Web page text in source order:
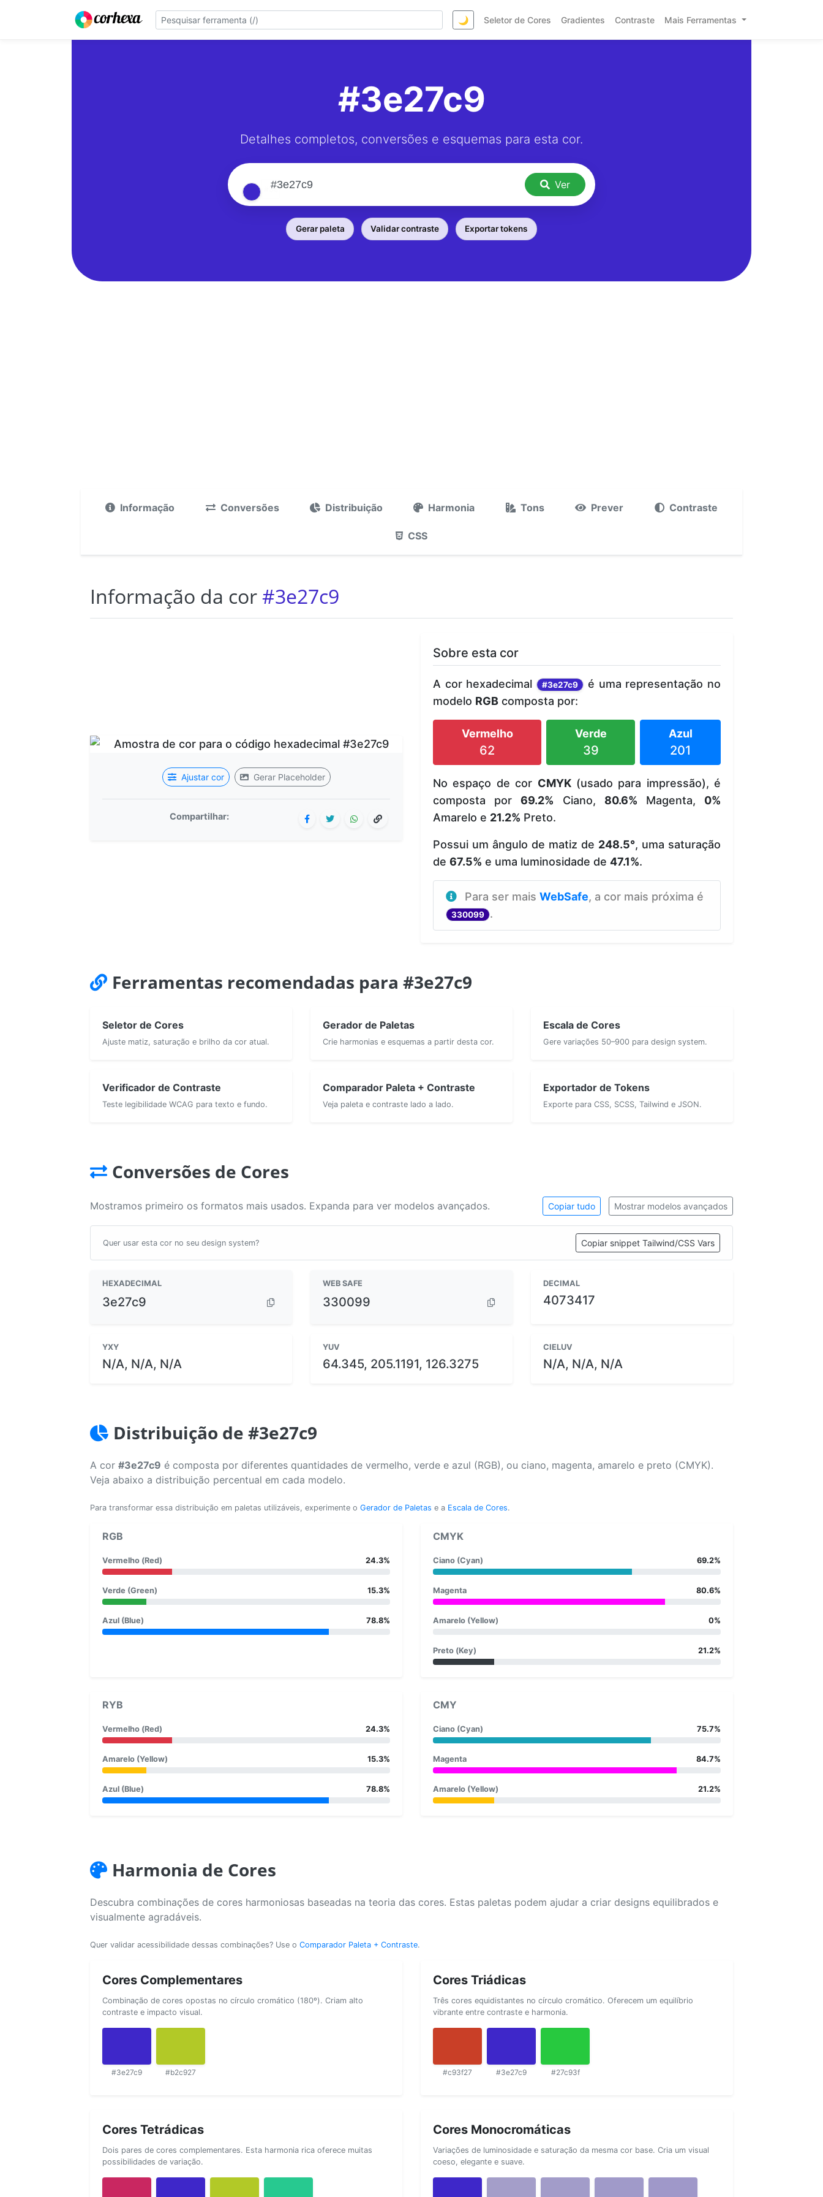
🌙 Seletor de Cores Gradientes Contraste Mais Ferramentas
#3e27c9
Detalhes completos, conversões e esquemas para esta cor.
Ver
Gerar paleta Validar contraste Exportar tokens
Informação Conversões Distribuição Harmonia Tons Prever Contraste
CSS
Informação da cor#3e27c9
Ajustar cor Gerar Placeholder
Compartilhar:
Sobre esta cor
A cor hexadecimal #3e27c9
é uma representação no
modelo RGB composta por:
Vermelho
62
Verde
39
Azul
201
No espaço de cor CMYK(usado para impressão), é
composta por69.2% Ciano, 80.6% Magenta, 0%
Amarelo e 21.2% Preto.
Possui um ângulo de matiz de 248.5°, uma saturação
de 67.5% e uma luminosidade de 47.1%.
Para ser mais WebSafe, a cor mais próxima é
330099 .
Ferramentas recomendadas para #3e27c9
Seletor de Cores
Ajuste matiz, saturação e brilho da cor atual.
Gerador de Paletas
Crie harmonias e esquemas a partir desta cor.
Escala de Cores
Gere variações 50–900 para design system.
Verificador de Contraste
Teste legibilidade WCAG para texto e fundo.
Comparador Paleta + Contraste
Veja paleta e contraste lado a lado.
Exportador de Tokens
Exporte para CSS, SCSS, Tailwind e JSON.
Conversões de Cores
Mostramos primeiro os formatos mais usados. Expanda para ver modelos avançados. Copiar tudo Mostrar modelos avançados
Quer usar esta cor no seu design system? Copiar snippet Tailwind/CSS Vars
HEXADECIMAL
3e27c9
WEB SAFE
330099
DECIMAL
4073417
YXY
N/A, N/A, N/A
YUV
64.345, 205.1191, 126.3275
CIELUV
N/A, N/A, N/A
Distribuição de #3e27c9
A cor #3e27c9 é composta por diferentes quantidades de vermelho, verde e azul (RGB), ou ciano, magenta, amarelo e preto (CMYK).
Veja abaixo a distribuição percentual em cada modelo.
Para transformar essa distribuição em paletas utilizáveis, experimente o Gerador de Paletas e a Escala de Cores.
RGB
Vermelho (Red) 24.3%
Verde (Green) 15.3%
Azul (Blue) 78.8%
CMYK
Ciano (Cyan) 69.2%
Magenta 80.6%
Amarelo (Yellow) 0%
Preto (Key) 21.2%
RYB
Vermelho (Red) 24.3%
Amarelo (Yellow) 15.3%
Azul (Blue) 78.8%
CMY
Ciano (Cyan) 75.7%
Magenta 84.7%
Amarelo (Yellow) 21.2%
Harmonia de Cores
Descubra combinações de cores harmoniosas baseadas na teoria das cores. Estas paletas podem ajudar a criar designs equilibrados e
visualmente agradáveis.
Quer validar acessibilidade dessas combinações? Use o Comparador Paleta + Contraste.
Cores Complementares
Combinação de cores opostas no círculo cromático (180º). Criam alto
contraste e impacto visual.
#3e27c9 #b2c927
Cores Triádicas
Três cores equidistantes no círculo cromático. Oferecem um equilíbrio
vibrante entre contraste e harmonia.
#c93f27 #3e27c9 #27c93f
Cores Tetrádicas
Dois pares de cores complementares. Esta harmonia rica oferece muitas
possibilidades de variação.
Cores Monocromáticas
Variações de luminosidade e saturação da mesma cor base. Cria um visual
coeso, elegante e suave.